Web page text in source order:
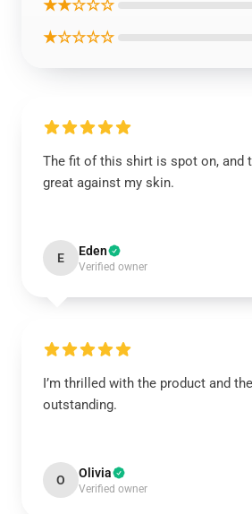
★★☆☆☆
★☆☆☆☆
The fit of this shirt is spot on, and
great against my skin.
E Eden
Verified owner
I’m thrilled with the product and
outstanding.
O Olivia
Verified owner